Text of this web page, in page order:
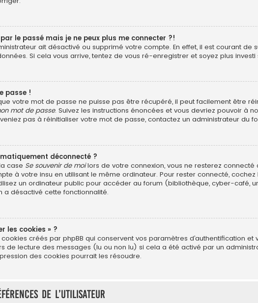
le passé mais je ne peux plus me connecter ?!
ait désactivé ou supprimé votre compte. En effet, il est courant
Si cela vous arrive, tentez de vous ré-enregistrer et soyez plus investi
passe !
votre mot de passe ne puisse pas être récupéré, il peut facilement être
mot de passe. Suivez les instructions énoncées et vous devriez pouvoir à
pas à réinitialiser votre mot de passe, contactez un administrateur du
déconnecté ?
case Se souvenir de moilors de votre connexion, vous ne resterez
à votre insu en utilisant le même ordinateur. Pour rester connecté, cochez
un ordinateur public pour accéder au forum (bibliothèque, cyber-café,
a désactivé cette fonctionnalité.
les cookies » ?
créés par phpBB qui conservent vos paramètres d’authentification
de lecture des messages (lu ou non lu) si cela a été activé par un
des cookies pourrait les résoudre.
de l’utilisateur